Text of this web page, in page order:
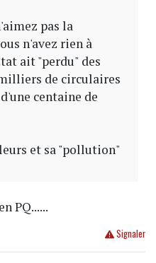
pas la
n'avez rien à
ait "perdu" des
de circulaires
centaine de
et sa "pollution"
PQ......
Signaler